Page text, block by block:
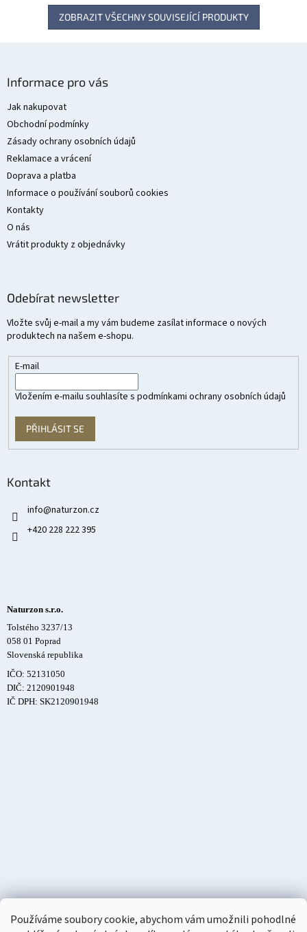
Používáme soubory cookie, abychom vám umožnili pohodlné
ZOBRAZIT VŠECHNY SOUVISEJÍCÍ PRODUKTY
Informace pro vás
Jak nakupovat
Obchodní podmínky
Zásady ochrany osobních údajů
Reklamace a vrácení
Doprava a platba
Informace o používání souborů cookies
Kontakty
O nás
Vrátit produkty z objednávky
Odebírat newsletter
Vložte svůj e-mail a my vám budeme zasílat informace o nových
produktech na našem e-shopu.
E-mail
Vložením e-mailu souhlasíte s podmínkami ochrany osobních údajů
PŘIHLÁSIT SE
Kontakt
info@naturzon.cz
+420 228 222 395
Naturzon s.r.o.
Tolstého 3237/13
058 01 Poprad
Slovenská republika
IČO: 52131050
DIČ: 2120901948
IČ DPH: SK2120901948